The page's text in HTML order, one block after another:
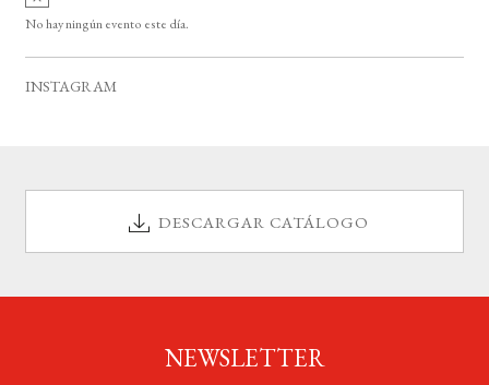
o
v
i
No hay ningún evento este día.
INSTAGRAM
DESCARGAR CATÁLOGO
NEWSLETTER